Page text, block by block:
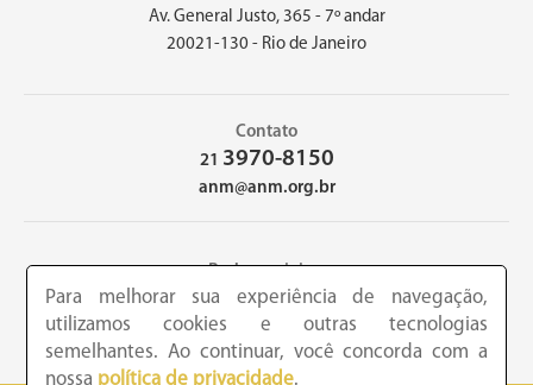
Av. General Justo, 365 - 7º andar
20021-130 - Rio de Janeiro
Contato
21 3970-8150
anm@anm.org.br
Redes sociais
Para melhorar sua experiência de navegação,
utilizamos cookies e outras tecnologias
semelhantes. Ao continuar, você concorda com a
nossa política de privacidade.